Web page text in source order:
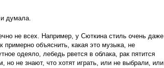
и думала.
не всех. Например, у Сюткина стиль очень даже
примерно объяснить, какая это музыка, не
одеяло, лебедь рвется в облака, рак пятится
но не знают, что хотят играть, или не выбрали, или